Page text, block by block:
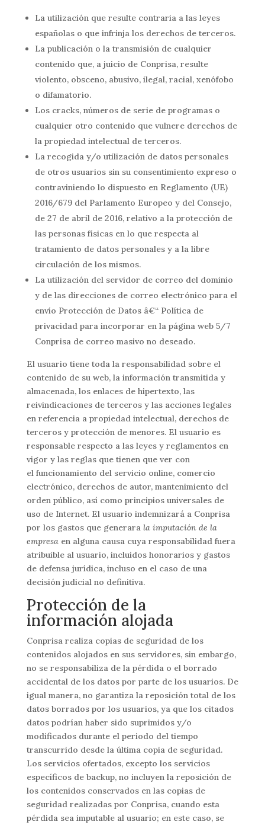
La utilización que resulte contraria a las leyes
españolas o que infrinja los derechos de terceros.
La publicación o la transmisión de cualquier
contenido que, a juicio de Conprisa, resulte
violento, obsceno, abusivo, ilegal, racial, xenófobo
o difamatorio.
Los cracks, números de serie de programas o
cualquier otro contenido que vulnere derechos de
la propiedad intelectual de terceros.
La recogida y/o utilización de datos personales
de otros usuarios sin su consentimiento expreso o
contraviniendo lo dispuesto en Reglamento (UE)
2016/679 del Parlamento Europeo y del Consejo,
de 27 de abril de 2016, relativo a la protección de
las personas físicas en lo que respecta al
tratamiento de datos personales y a la libre
circulación de los mismos.
La utilización del servidor de correo del dominio
y de las direcciones de correo electrónico para el
envío Protección de Datos â€“ Política de
privacidad para incorporar en la página web 5/7
Conprisa de correo masivo no deseado.
El usuario tiene toda la responsabilidad sobre el
contenido de su web, la información transmitida y
almacenada, los enlaces de hipertexto, las
reivindicaciones de terceros y las acciones legales
en referencia a propiedad intelectual, derechos de
terceros y protección de menores. El usuario es
responsable respecto a las leyes y reglamentos en
vigor y las reglas que tienen que ver con
el funcionamiento del servicio online, comercio
electrónico, derechos de autor, mantenimiento del
orden público, así­ como principios universales de
uso de Internet. El usuario indemnizará a Conprisa
por los gastos que generara la imputación de la
empresaen alguna causa cuya responsabilidad fuera
atribuible al usuario, incluidos honorarios y gastos
de defensa jurídica, incluso en el caso de una
decisión judicial no definitiva.
Protección de la
información alojada
Conprisa realiza copias de seguridad de los
contenidos alojados en sus servidores, sin embargo,
no se responsabiliza de la pérdida o el borrado
accidental de los datos por parte de los usuarios. De
igual manera, no garantiza la reposición total de los
datos borrados por los usuarios, ya que los citados
datos podrían haber sido suprimidos y/o
modificados durante el periodo del tiempo
transcurrido desde la última copia de seguridad.
Los servicios ofertados, excepto los servicios
especí­ficos de backup, no incluyen la reposición de
los contenidos conservados en las copias de
seguridad realizadas por Conprisa, cuando esta
pérdida sea imputable al usuario; en este caso, se